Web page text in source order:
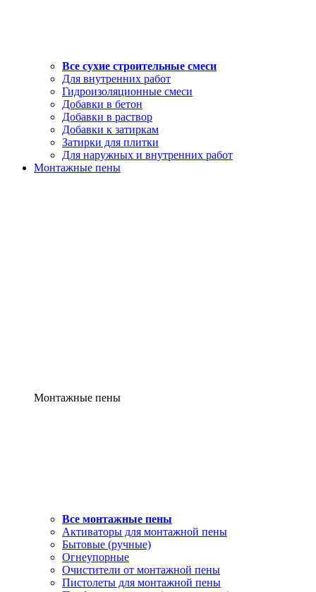
Все сухие строительные смеси
Для внутренних работ
Гидроизоляционные смеси
Добавки в бетон
Добавки в раствор
Добавки к затиркам
Затирки для плитки
Для наружных и внутренних работ
Монтажные пены
Монтажные пены
Все монтажные пены
Активаторы для монтажной пены
Бытовые (ручные)
Огнеупорные
Очистители от монтажной пены
Пистолеты для монтажной пены